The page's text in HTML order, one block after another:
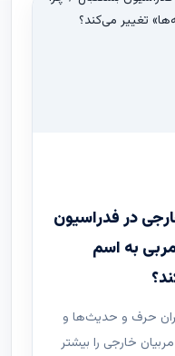
در فدراسیون
6 ماه یک مربی به اسم
حرف و حدیث‌ها و
خارجی را بیشتر